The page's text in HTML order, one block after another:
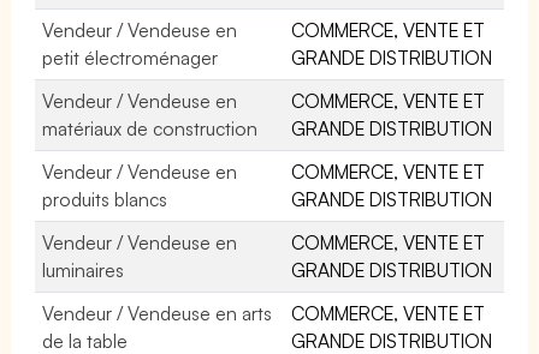
Vendeur / Vendeuse en
petit électroménager
COMMERCE, VENTE ET
GRANDE DISTRIBUTION
Vendeur / Vendeuse en
matériaux de construction
COMMERCE, VENTE ET
GRANDE DISTRIBUTION
Vendeur / Vendeuse en
produits blancs
COMMERCE, VENTE ET
GRANDE DISTRIBUTION
Vendeur / Vendeuse en
luminaires
COMMERCE, VENTE ET
GRANDE DISTRIBUTION
Vendeur / Vendeuse en arts
de la table
COMMERCE, VENTE ET
GRANDE DISTRIBUTION